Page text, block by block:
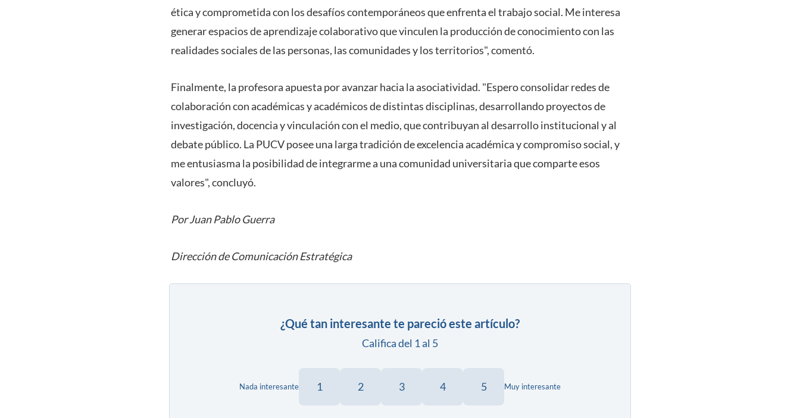
ética y comprometida con los desafíos contemporáneos que enfrenta el trabajo social. Me interesa
generar espacios de aprendizaje colaborativo que vinculen la producción de conocimiento con las
realidades sociales de las personas, las comunidades y los territorios", comentó.
Finalmente, la profesora apuesta por avanzar hacia la asociatividad. "Espero consolidar redes de
colaboración con académicas y académicos de distintas disciplinas, desarrollando proyectos de
investigación, docencia y vinculación con el medio, que contribuyan al desarrollo institucional y al
debate público. La PUCV posee una larga tradición de excelencia académica y compromiso social, y
me entusiasma la posibilidad de integrarme a una comunidad universitaria que comparte esos
valores", concluyó.
Por Juan Pablo Guerra
Dirección de Comunicación Estratégica
¿Qué tan interesante te pareció este artículo?
Califica del 1 al 5
Nada interesante 1 2 3 4 5 Muy interesante